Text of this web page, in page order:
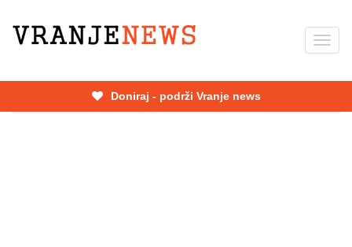
Skip
Doniraj - podrži Vranje news